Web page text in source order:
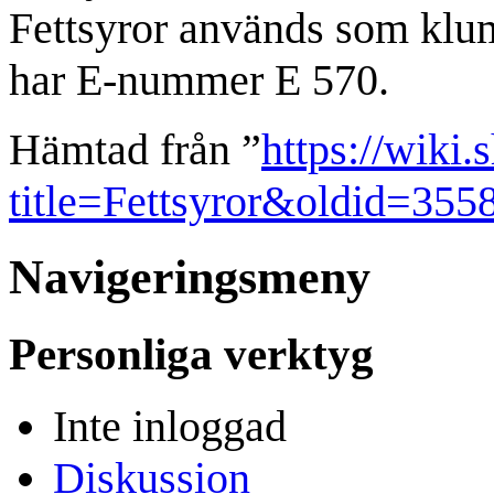
Fettsyror används som
har E-nummer E 570.
Hämtad från ”https://
Navigeringsmeny
Personliga verktyg
Inte inloggad
Diskussion